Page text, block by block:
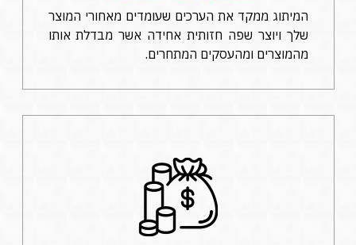
המיתוג ממקד את הערכים שעומדים מאחורי המוצר
שלך ויוצר שפה חזותית אחידה אשר מבדלת אותו
מהמוצרים ומהעסקים המתחרים.